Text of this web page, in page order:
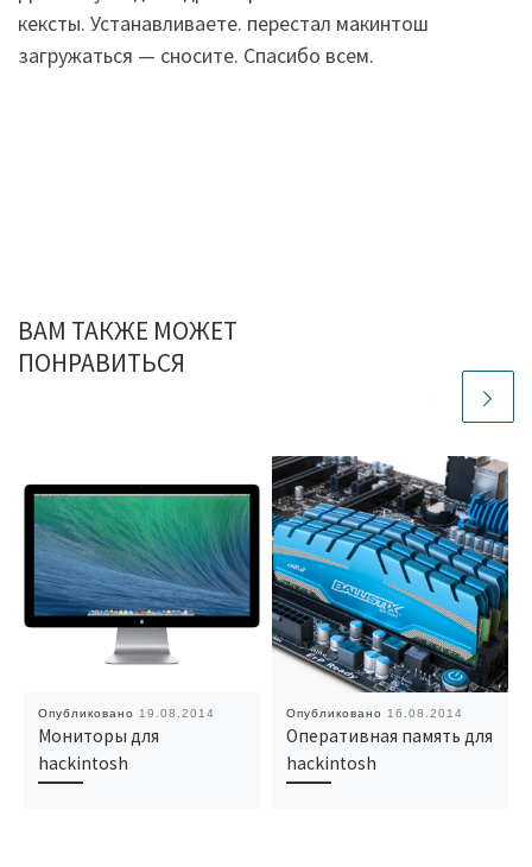
кексты. Устанавливаете. перестал макинтош
загружаться — сносите. Спасибо всем.
ВАМ ТАКЖЕ МОЖЕТ
ПОНРАВИТЬСЯ
Опубликовано 19.08.2014
Мониторы для
hackintosh
Опубликовано 16.08.2014
Оперативная память для
hackintosh